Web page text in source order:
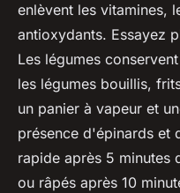
enlèvent les vitamines,
antioxydants. Essayez
Les légumes
les légumes bouillis,
un panier à vapeur et
présence d'épinards et
rapide après 5 minutes
ou râpés après 10